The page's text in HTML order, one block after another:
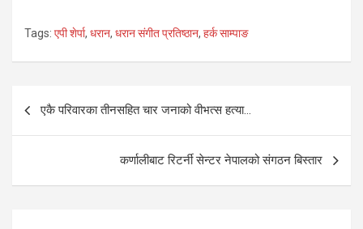
Tags: एपी शेर्पा, धरान, धरान संगीत प्रतिष्ठान, हर्क साम्पाङ
Post
navigation
एकै परिवारका तीनसहित चार जनाको वीभत्स हत्या…
कर्णालीबाट रिटर्नी सेन्टर नेपालको संगठन बिस्तार